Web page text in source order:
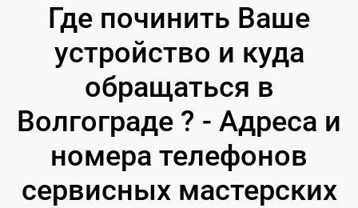
Где починить Ваше
устройство и куда
обращаться в
Волгограде ? - Адреса и
номера телефонов
сервисных мастерских